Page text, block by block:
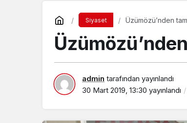
Siyaset Üzümözü’nden
admin tarafından yayınlandı
30 Mart 2019, 13:30 yayınlandı